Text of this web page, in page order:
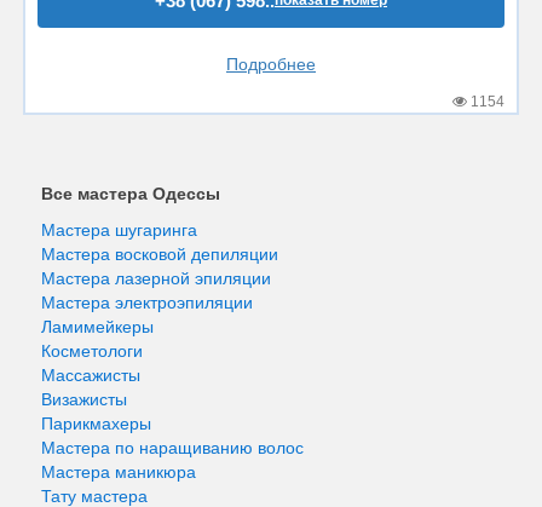
Подробнее
1154
Все мастера Одессы
Мастера шугаринга
Мастера восковой депиляции
Мастера лазерной эпиляции
Мастера электроэпиляции
Ламимейкеры
Косметологи
Массажисты
Визажисты
Парикмахеры
Мастера по наращиванию волос
Мастера маникюра
Тату мастера